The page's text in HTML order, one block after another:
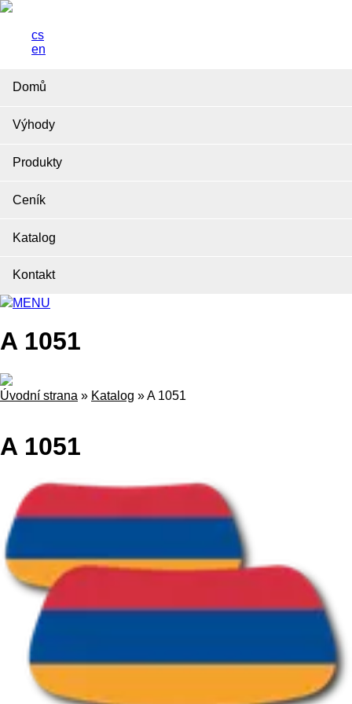
cs
en
Domů
Výhody
Produkty
Ceník
Katalog
Kontakt
MENU
A 1051
Úvodní strana » Katalog »A 1051
A 1051